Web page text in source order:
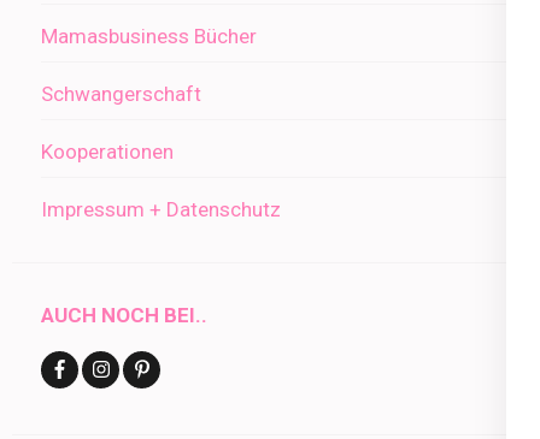
Mamasbusiness Bücher
Schwangerschaft
Kooperationen
Impressum + Datenschutz
AUCH NOCH BEI..